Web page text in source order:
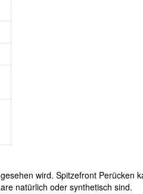
wird. Spitzefront Perücken
natürlich oder synthetisch sind.